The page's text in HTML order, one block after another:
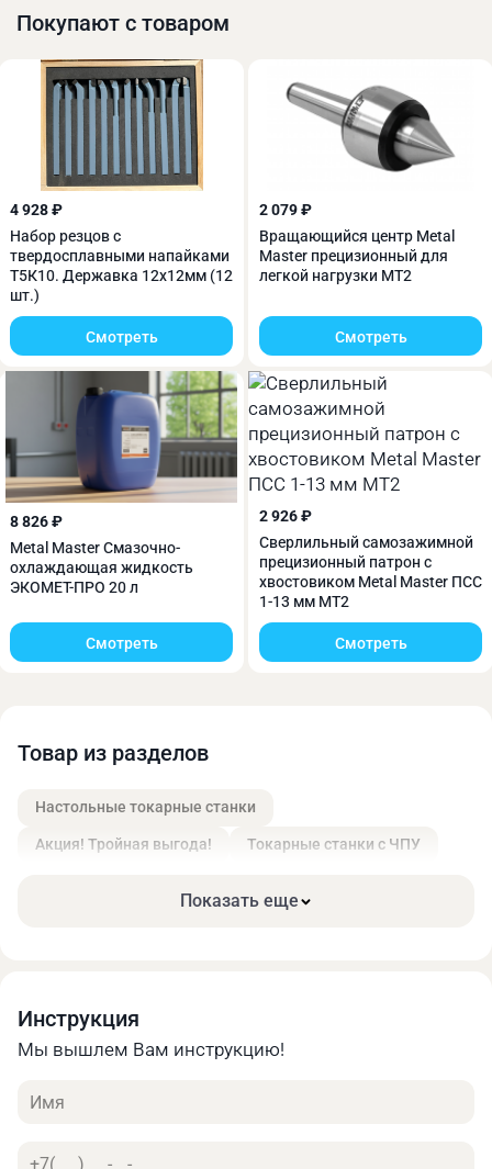
На станке установлен 3-х кулачковый патрон
Покупают с товаром
4 928 ₽
Набор резцов c
твердосплавными напайками
Т5К10. Державка 12х12мм (12
шт.)
Смотреть
2 079 ₽
Вращающийся центр Metal
Master прецизионный для
легкой нагрузки MT2
Смотреть
8 826 ₽
Metal Master Смазочно-
охлаждающая жидкость
ЭКОМЕТ-ПРО 20 л
Смотреть
2 926 ₽
Сверлильный самозажимной
прецизионный патрон с
хвостовиком Metal Master ПСС
1-13 мм МТ2
Смотреть
Товар из разделов
Настольные токарные станки
Акция! Тройная выгода! Токарные станки с ЧПУ
Показать еще
Инструкция
Мы вышлем Вам инструкцию!
Имя
Телефон